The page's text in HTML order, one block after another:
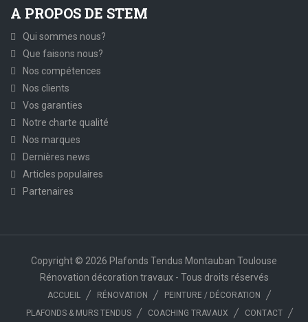
A PROPOS DE STEM
Qui sommes nous?
Que faisons nous?
Nos compétences
Nos clients
Vos garanties
Notre charte qualité
Nos marques
Dernières news
Articles populaires
Partenaires
Copyright © 2026 Plafonds Tendus Montauban Toulouse
Rénovation décoration travaux - Tous droits réservés
ACCUEIL RÉNOVATION
PEINTURE / DÉCORATION
PLAFONDS & MURS TENDUS
COACHING TRAVAUX CONTACT